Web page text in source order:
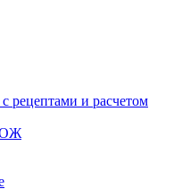
и расчетом